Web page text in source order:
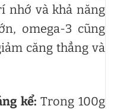
nhớ và khả năng
omega-3 cũng
căng thẳng và
kể: Trong 100g